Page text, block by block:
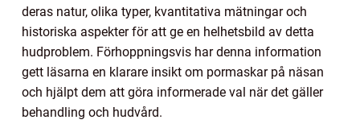
deras natur, olika typer, kvantitativa mätningar och
historiska aspekter för att ge en helhetsbild av detta
hudproblem. Förhoppningsvis har denna information
gett läsarna en klarare insikt om pormaskar på näsan
och hjälpt dem att göra informerade val när det gäller
behandling och hudvård.